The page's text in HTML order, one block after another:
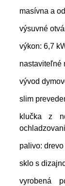
masívna a
výsuvné
výkon: 6,7
nastaviteľné
vývod
slim
klučka z
palivo:
sklo s
vyrobená